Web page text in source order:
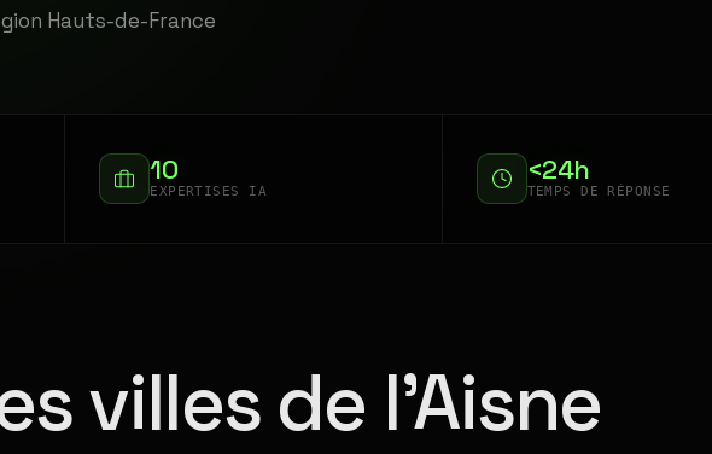
Hauts-de-France
10
EXPERTISES IA
<24h
TEMPS DE RÉPONSE
villes de l'Aisne